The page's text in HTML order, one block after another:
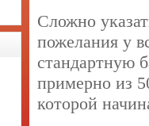
Сложно
пожелания у
стандартную
примерно из
которой